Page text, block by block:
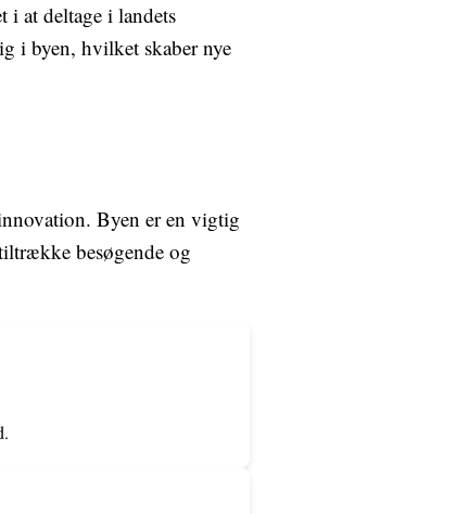
i at deltage i landets
i byen, hvilket skaber nye
Byen er en vigtig
besøgende og